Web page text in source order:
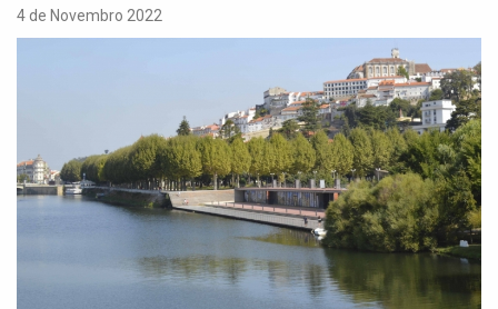
a
t
i
o
n
4 de Novembro 2022